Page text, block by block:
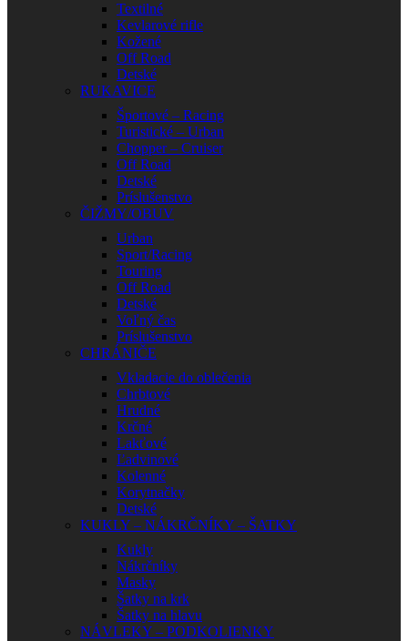
Textilné
Kevlarové rifle
Kožené
Off Road
Detské
RUKAVICE
Športové – Racing
Turistické – Urban
Chopper – Cruiser
Off Road
Detské
Príslušenstvo
ČIŽMY/OBUV
Urban
Sport/Racing
Touring
Off Road
Detské
Voľný čas
Príslušenstvo
CHRÁNIČE
Vkladacie do oblečenia
Chrbtové
Hrudné
Krčné
Lakťové
Ľadvinové
Kolenné
Korytnačky
Detské
KUKLY – NÁKRČNÍKY – ŠATKY
Kukly
Nákrčníky
Masky
Šatky na krk
Šatky na hlavu
NÁVLEKY – PODKOLIENKY